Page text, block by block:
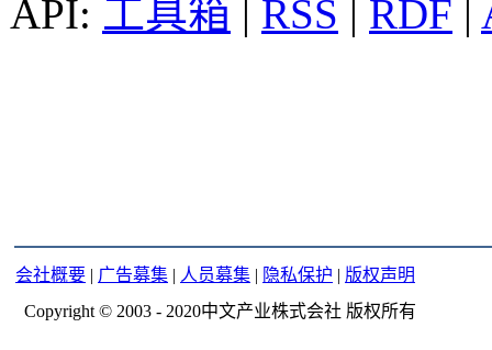
工具箱 | RSS | RDF |
会社概要 | 广告募集 | 人员募集 | 隐私保护 | 版权声明
Copyright © 2003 - 2020中文产业株式会社 版权所有